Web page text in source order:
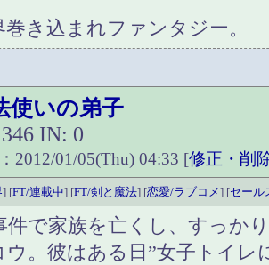
巻き込まれファンタジー。
使いの弟子
IN: 0
2012/01/05(Thu) 04:33 [修正・削
] [FT/連載中] [FT/剣と魔法] [恋愛/ラブコメ] [セール
件で家族を亡くし、すっか
ウ。彼はある日”女子トイレ